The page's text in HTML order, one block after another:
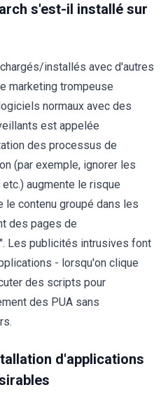
s'est-il installé sur
installés avec d'autres
marketing trompeuse
normaux avec des
est appelée
des processus de
(par exemple, ignorer les
augmente le risque
le contenu groupé dans les
des pages de
Les publicités intrusives font
- lorsqu'on clique
des scripts pour
des PUA sans
d'applications